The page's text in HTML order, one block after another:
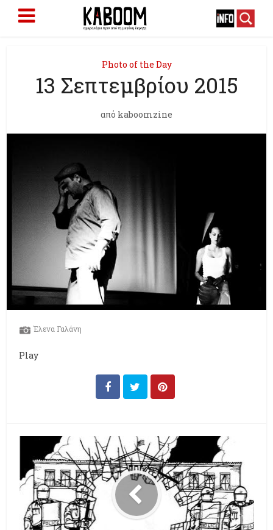
Photo of the Day
13 Σεπτεμβρίου 2015
από kaboomzine
Έλενα Γαλάνη
Play